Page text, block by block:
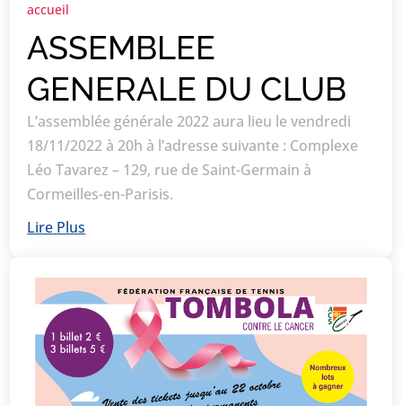
ASSEMBLEE
GENERALE DU CLUB
accueil
L’assemblée générale 2022 aura lieu le vendredi
18/11/2022 à 20h à l’adresse suivante : Complexe
Léo Tavarez – 129, rue de Saint-Germain à
Cormeilles-en-Parisis.
Lire Plus